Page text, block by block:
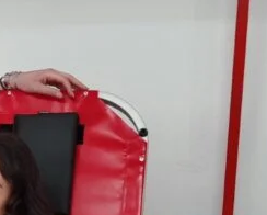
СОЦИЈАЛНО ХУМАНИТАРНА ДЕЈНОСТ
И ДЕЈСТВО ПРИ КАТАСТРОФИ
ТИМОВИ НА ООЦК
СПАСИТЕЛНА СТАНИЦА ВОДНО